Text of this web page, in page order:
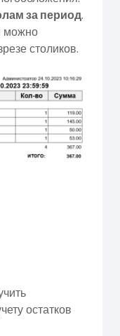
за период.
можно
столиков.
остатков